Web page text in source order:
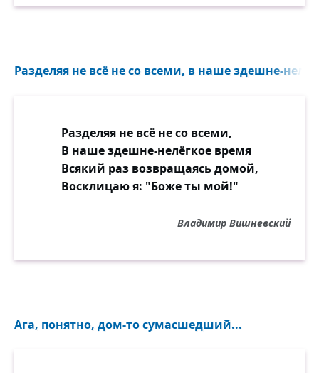
Разделяя не всё не со всеми, в наше здешне-
Разделяя не всё не со всеми,
В наше здешне-нелёгкое время
Всякий раз возвращаясь домой,
Восклицаю я: "Боже ты мой!"
Владимир Вишневский
Ага, понятно, дом-то сумасшедший...